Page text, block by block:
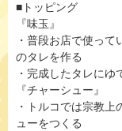
■トッピング
『味玉』
・普段お店で使っ
のタレを作る
・完成したタレに
『チャーシュー』
・トルコでは宗教
ューをつくる